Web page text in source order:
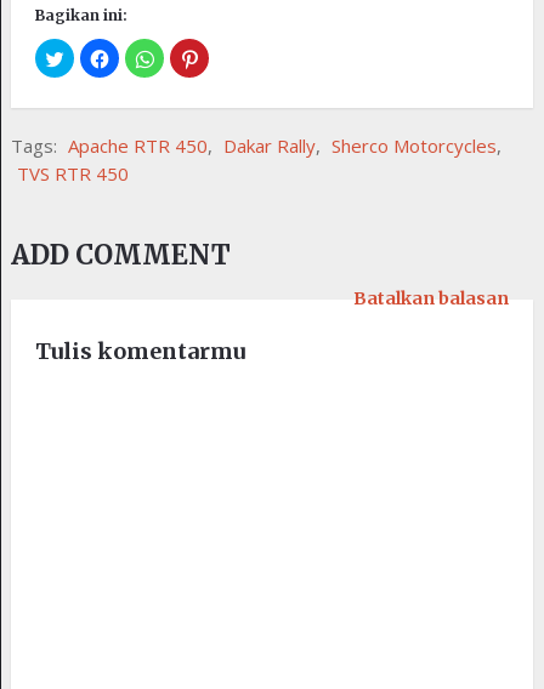
Bagikan ini:
Tags: Apache RTR 450, Dakar Rally, Sherco Motorcycles,
TVS RTR 450
ADD COMMENT
Tulis komentarmu
Batalkan balasan